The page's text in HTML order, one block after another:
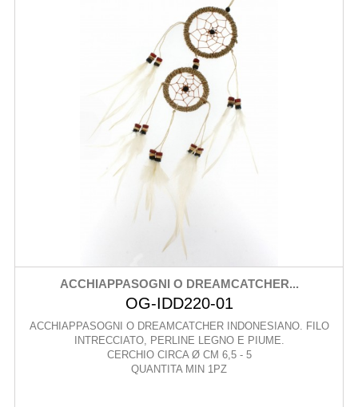
ACCHIAPPASOGNI O DREAMCATCHER...
OG-IDD220-01
ACCHIAPPASOGNI O DREAMCATCHER INDONESIANO. FILO
INTRECCIATO, PERLINE LEGNO E PIUME.
CERCHIO CIRCA Ø CM 6,5 - 5
QUANTITA MIN 1PZ